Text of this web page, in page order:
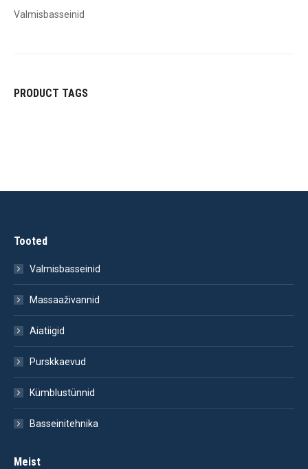
Valmisbasseinid
PRODUCT TAGS
Tooted
Valmisbasseinid
Massaaživannid
Aiatiigid
Purskkaevud
Kümblustünnid
Basseinitehnika
Meist